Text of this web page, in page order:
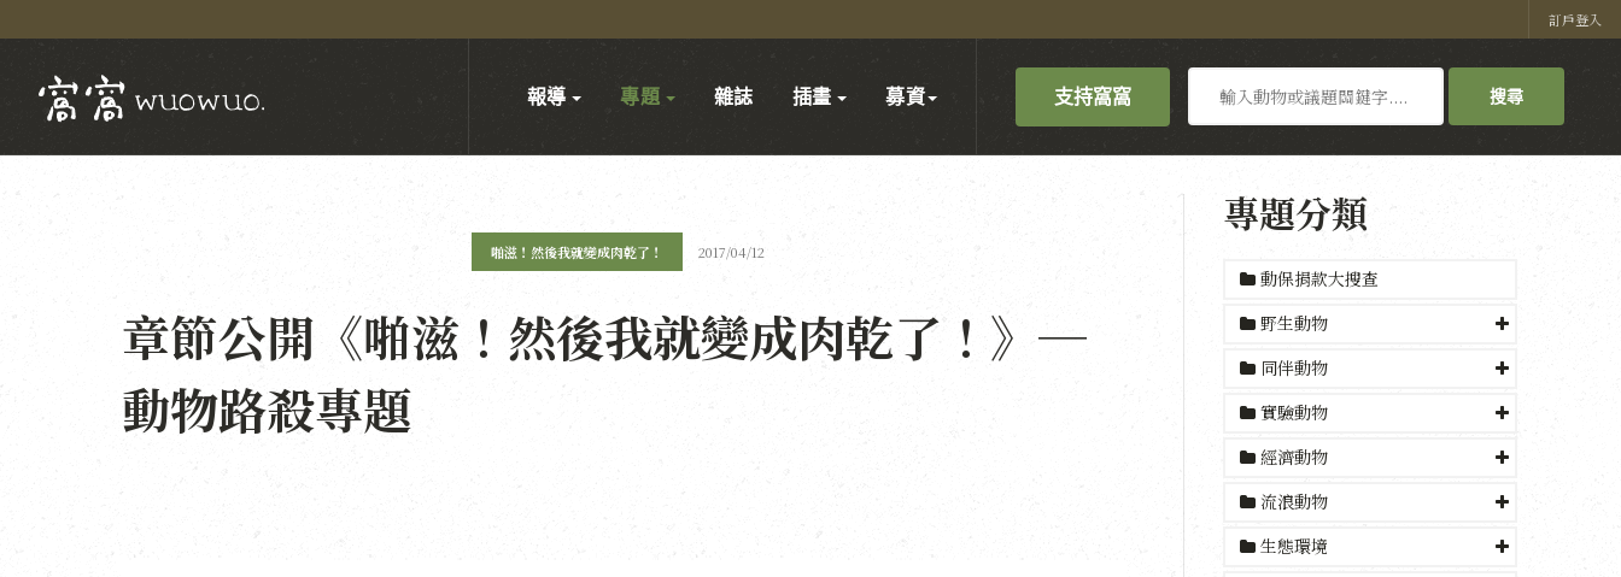
訂戶登入
支持窩窩
尋
搜尋
報導 專題 雜誌 插畫 募資
啪滋！然後我就變成肉乾了！ 2017/04/12
章節公開《啪滋！然後我就變成肉乾了！》─
動物路殺專題
專題分類
動保捐款大搜查
野生動物
同伴動物
實驗動物
經濟動物
流浪動物
生態環境